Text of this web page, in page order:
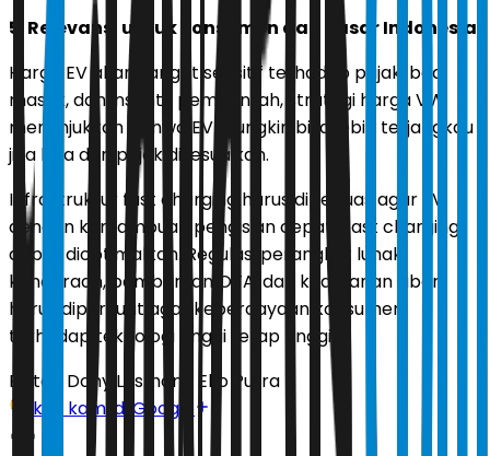
5. Relevansi untuk konsumen dan pasar Indonesia
Harga EV akan sangat sensitif terhadap pajak, bea
masuk, dan insentif pemerintah, strategi harga VW
menunjukkan bahwa EV mungkin bisa lebih terjangkau
jika bea dan pajak disesuaikan.
Infrastruktur fast charging harus diperluas agar EV
dengan kemampuan pengisian cepat (fast charging)
dapat dioptimalkan. Regulasi perangkat lunak
kendaraan, pembaruan OTA, dan keamanan siber
harus diperkuat agar kepercayaan konsumen
terhadap teknologi tinggi tetap tinggi.
Editor: Dony Lesmana Eko Putra
Ikuti kami di Google